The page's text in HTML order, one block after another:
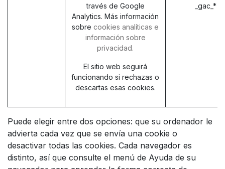
través de Google
Analytics. Más información
sobre cookies analíticas e
información sobre
privacidad.
El sitio web seguirá
funcionando si rechazas o
descartas esas cookies.
_gac_*
Puede elegir entre dos opciones: que su ordenador le
advierta cada vez que se envía una cookie o
desactivar todas las cookies. Cada navegador es
distinto, así que consulte el menú de Ayuda de su